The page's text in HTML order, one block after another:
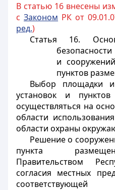
В статью 16 внесены
сЗаконом РК от
ред.)
Статья 16.
и
пунктов
Выбор площадки
установок и
осуществляться на
области
области охраны
Решение о
пункта
Правительством
согласия местных
соответствующей